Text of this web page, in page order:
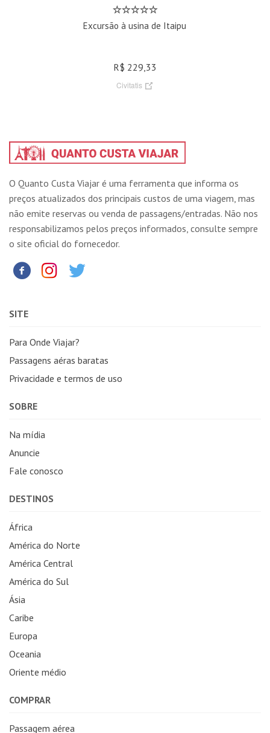
Excursão à usina de Itaipu
R$ 229,33
Civitatis
O Quanto Custa Viajar é uma ferramenta que informa os
preços atualizados dos principais custos de uma viagem, mas
não emite reservas ou venda de passagens/entradas. Não nos
responsabilizamos pelos preços informados, consulte sempre
o site oficial do fornecedor.
SITE
Para Onde Viajar?
Passagens aéras baratas
Privacidade e termos de uso
SOBRE
Na mídia
Anuncie
Fale conosco
DESTINOS
África
América do Norte
América Central
América do Sul
Ásia
Caribe
Europa
Oceania
Oriente médio
COMPRAR
Passagem aérea